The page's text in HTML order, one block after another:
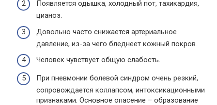
Появляется одышка, холодный пот, тахикардия,
цианоз.
Довольно часто снижается артериальное
давление, из-за чего бледнеет кожный покров.
Человек чувствует общую слабость.
При пневмонии болевой синдром очень резкий,
сопровождается коллапсом, интоксикационными
признаками. Основное опасение – образование